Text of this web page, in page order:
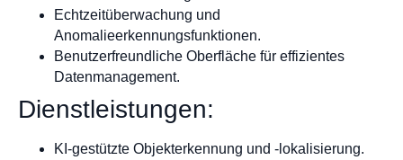
Echtzeitüberwachung und
Anomalieerkennungsfunktionen.
Benutzerfreundliche Oberfläche für effizientes
Datenmanagement.
Dienstleistungen:
KI-gestützte Objekterkennung und -lokalisierung.